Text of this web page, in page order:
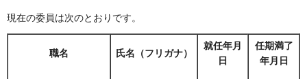
現在の委員は次のとおりです。
職名 氏名（フリガナ）
就任年月
日
任期満了
年月日